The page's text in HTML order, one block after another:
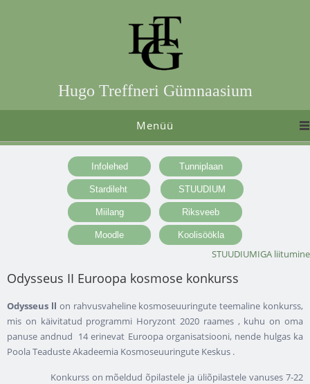
Hugo Treffneri Gümnaasium
Menüü
STUUDIUMIGA liitumine
Odysseus II Euroopa kosmose konkurss
Odysseus ll on rahvusvaheline kosmoseuuringute teemaline konkurss,
mis on käivitatud programmi Horyzont 2020 raames , kuhu on oma
panuse andnud 14 erinevat Euroopa organisatsiooni, nende hulgas ka
Poola Teaduste Akadeemia Kosmoseuuringute Keskus .
Konkurss on mõeldud õpilastele ja üliõpilastele vanuses 7-22